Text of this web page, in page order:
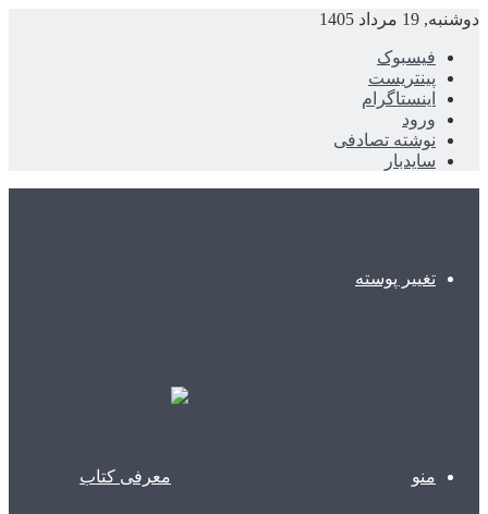
دوشنبه, 19 مرداد 1405
فیسبوک
پینتریست
اینستاگرام
ورود
نوشته تصادفی
سایدبار
تغییر پوسته
منو